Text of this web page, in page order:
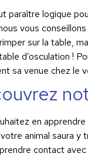
paraître logique
vous
sur la table,
d’osculation !
sa venue chez le
en
animal saura
contact